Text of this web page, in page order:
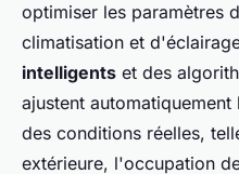
optimiser les paramètres
climatisation et
intelligents et des
ajustent
des conditions réelles,
extérieure, l'occupation